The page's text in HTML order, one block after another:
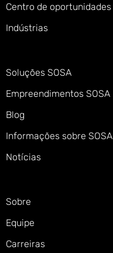
Centro de oportunidades
Indústrias
Soluções SOSA
Empreendimentos SOSA
Blog
Informações sobre SOSA
Notícias
Sobre
Equipe
Carreiras